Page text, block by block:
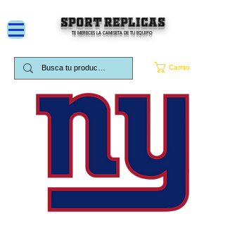
Carrito
SPORT REPLICAS
TE MERECES LA CAMISETA DE TU EQUIPO